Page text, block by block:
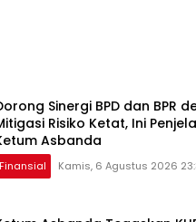
Sinergi BPD dan BPR
Risiko Ketat, Ini
Asbanda
Finansial Kamis, 6 Agustus 2026